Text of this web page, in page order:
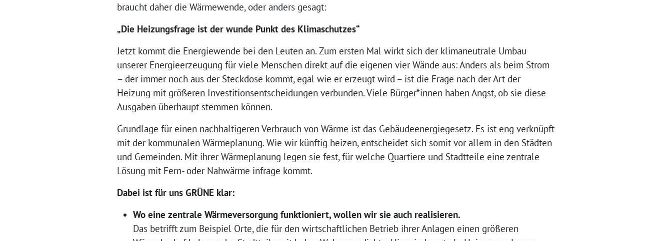
braucht daher die Wärmewende, oder anders gesagt:
„Die Heizungsfrage ist der wunde Punkt des Klimaschutzes“
Jetzt kommt die Energiewende bei den Leuten an. Zum ersten Mal wirkt sich der klimaneutrale Umbau
unserer Energieerzeugung für viele Menschen direkt auf die eigenen vier Wände aus: Anders als beim Strom
– der immer noch aus der Steckdose kommt, egal wie er erzeugt wird – ist die Frage nach der Art der
Heizung mit größeren Investitionsentscheidungen verbunden. Viele Bürger*innen haben Angst, ob sie diese
Ausgaben überhaupt stemmen können.
Grundlage für einen nachhaltigeren Verbrauch von Wärme ist das Gebäudeenergiegesetz. Es ist eng verknüpft
mit der kommunalen Wärmeplanung. Wie wir künftig heizen, entscheidet sich somit vor allem in den Städten
und Gemeinden. Mit ihrer Wärmeplanung legen sie fest, für welche Quartiere und Stadtteile eine zentrale
Lösung mit Fern- oder Nahwärme infrage kommt.
Dabei ist für uns GRÜNE klar:
Wo eine zentrale Wärmeversorgung funktioniert, wollen wir sie auch realisieren.
Das betrifft zum Beispiel Orte, die für den wirtschaftlichen Betrieb ihrer Anlagen einen größeren